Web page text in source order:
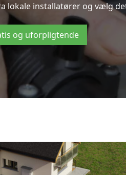
installatører og vælg
og uforpligtende